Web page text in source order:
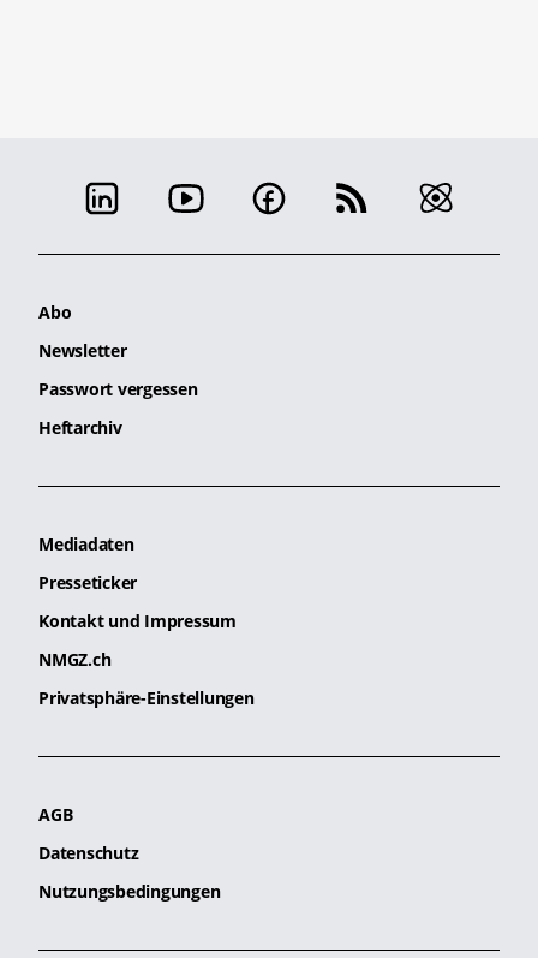
Abo
Newsletter
Passwort vergessen
Heftarchiv
Mediadaten
Presseticker
Kontakt und Impressum
NMGZ.ch
Privatsphäre-Einstellungen
AGB
Datenschutz
Nutzungsbedingungen